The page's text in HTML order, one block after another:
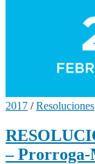
2017 /Resoluciones
–